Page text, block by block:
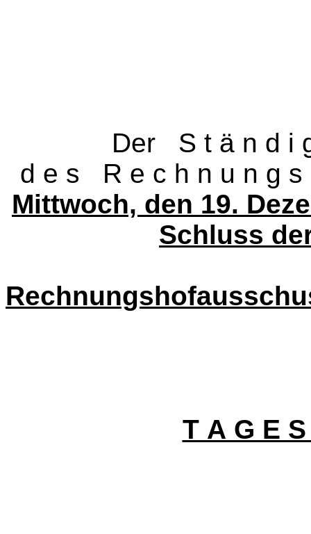
Der S t ä n d i g
d e s R e c h n u n g
Mittwoch, den 19.
Schluss
T A G E